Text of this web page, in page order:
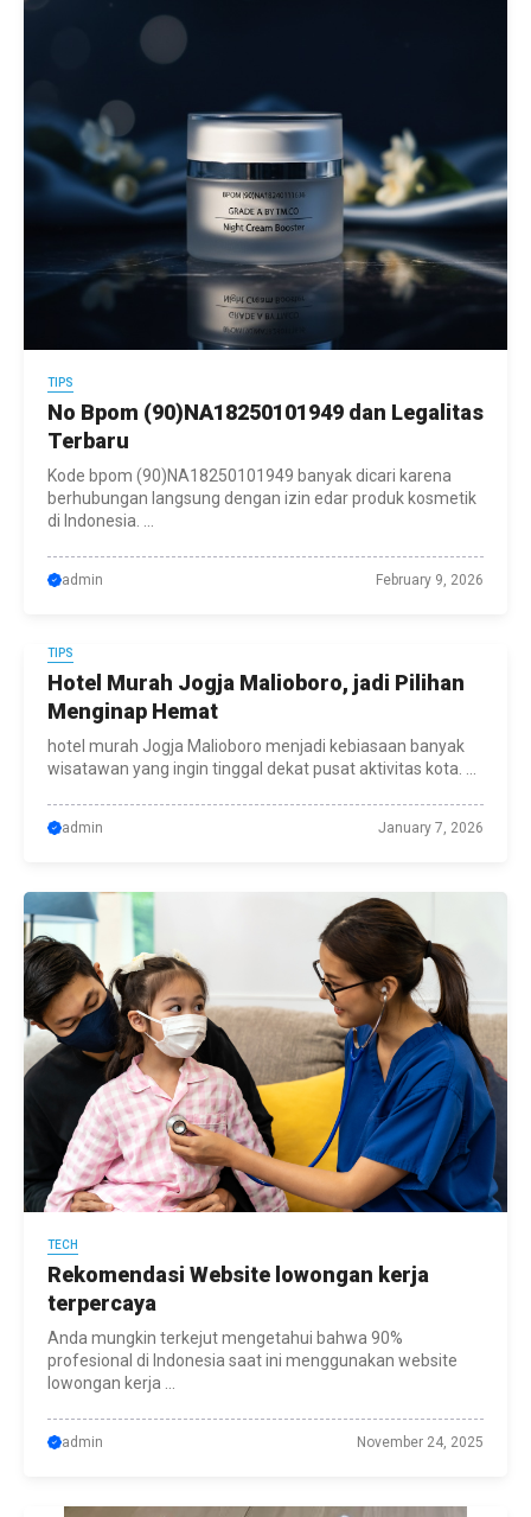
TIPS
No Bpom (90)NA18250101949 dan Legalitas
Terbaru
Kode bpom (90)NA18250101949 banyak dicari karena
berhubungan langsung dengan izin edar produk kosmetik
di Indonesia. ...
admin February 9, 2026
TIPS
Hotel Murah Jogja Malioboro, jadi Pilihan
Menginap Hemat
hotel murah Jogja Malioboro menjadi kebiasaan banyak
wisatawan yang ingin tinggal dekat pusat aktivitas kota. ...
admin January 7, 2026
TECH
Rekomendasi Website lowongan kerja
terpercaya
Anda mungkin terkejut mengetahui bahwa 90%
profesional di Indonesia saat ini menggunakan website
lowongan kerja ...
admin November 24, 2025